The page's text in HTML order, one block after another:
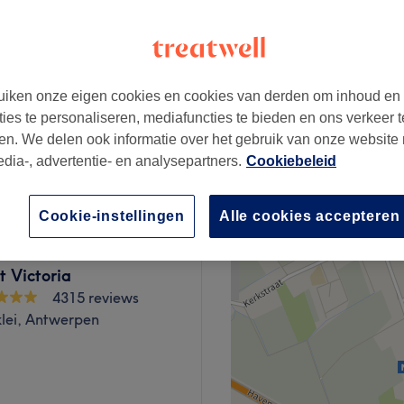
€25
Victoria
4315 reviews
Antwerpen
onze eigen cookies en cookies van derden om inhoud en
te personaliseren, mediafuncties te bieden en ons verkeer
We delen ook informatie over het gebruik van onze website
, advertentie- en analysepartners. Cookiebeleid
Alle cookies accepteren
Cookie-instellingen